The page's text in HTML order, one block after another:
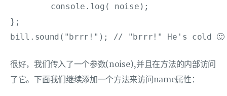
};
bill.sound("brrr!"); // "brrr!" He's cold
很好，我们传入了一个参数(noise),并且在方法的内部访问
了它。下面我们继续添加一个方法来访问name属性：